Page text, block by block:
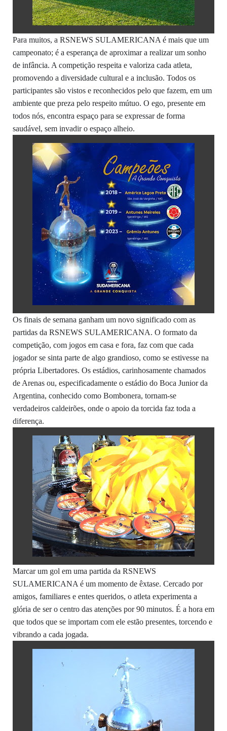
Para muitos, a RSNEWS SULAMERICANA é mais que um
campeonato; é a esperança de aproximar a realizar um sonho
de infância. A competição respeita e valoriza cada atleta,
promovendo a diversidade cultural e a inclusão. Todos os
participantes são vistos e reconhecidos pelo que fazem, em um
ambiente que preza pelo respeito mútuo. O ego, presente em
todos nós, encontra espaço para se expressar de forma
saudável, sem invadir o espaço alheio.
Os finais de semana ganham um novo significado com as
partidas da RSNEWS SULAMERICANA. O formato da
competição, com jogos em casa e fora, faz com que cada
jogador se sinta parte de algo grandioso, como se estivesse na
própria Libertadores. Os estádios, carinhosamente chamados
de Arenas ou, especificadamente o estádio do Boca Junior da
Argentina, conhecido como Bombonera, tornam-se
verdadeiros caldeirões, onde o apoio da torcida faz toda a
diferença.
Marcar um gol em uma partida da RSNEWS
SULAMERICANA é um momento de êxtase. Cercado por
amigos, familiares e entes queridos, o atleta experimenta a
glória de ser o centro das atenções por 90 minutos. É a hora em
que todos que se importam com ele estão presentes, torcendo e
vibrando a cada jogada.